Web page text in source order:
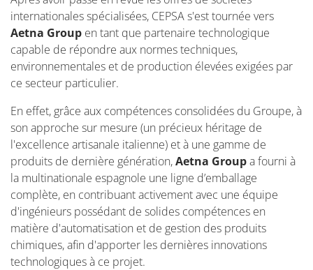
internationales spécialisées, CEPSA s'est tournée vers
Aetna Group en tant que partenaire technologique
capable de répondre aux normes techniques,
environnementales et de production élevées exigées par
ce secteur particulier.
En effet, grâce aux compétences consolidées du Groupe, à
son approche sur mesure (un précieux héritage de
l'excellence artisanale italienne) et à une gamme de
produits de dernière génération,Aetna Groupa fourni à
la multinationale espagnole une ligne d’emballage
complète, en contribuant activement avec une équipe
d'ingénieurs possédant de solides compétences en
matière d'automatisation et de gestion des produits
chimiques, afin d'apporter les dernières innovations
technologiques à ce projet.